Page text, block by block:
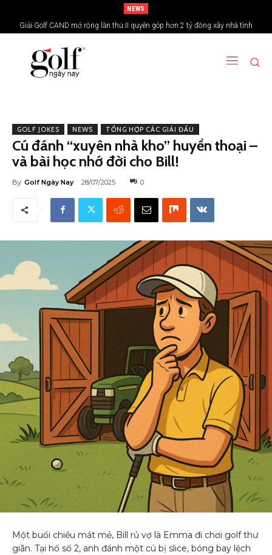
NEWS
Giải Golf CAND mở rộng lần thứ II quyên góp hơn 2 tỷ đồng xây nhà tình
nghĩa vùng biên giới
GOLF JOKES NEWS TỔNG HỢP CÁC GIẢI ĐẤU
Cú đánh “xuyên nhà kho” huyền thoại –
và bài học nhớ đời cho Bill!
By Golf Ngày Nay 28/07/2025 0
Một buổi chiều mát mẻ, Bill rủ vợ là Emma đi chơi golf thư
giãn. Tại hố số 2, anh đánh một cú bị slice, bóng bay lệch